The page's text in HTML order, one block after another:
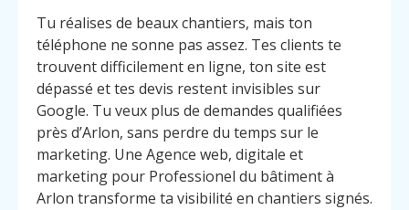
Tu réalises de beaux chantiers, mais ton
téléphone ne sonne pas assez. Tes clients te
trouvent difficilement en ligne, ton site est
dépassé et tes devis restent invisibles sur
Google. Tu veux plus de demandes qualifiées
près d’Arlon, sans perdre du temps sur le
marketing. Une Agence web, digitale et
marketing pour Professionel du bâtiment à
Arlon transforme ta visibilité en chantiers signés.